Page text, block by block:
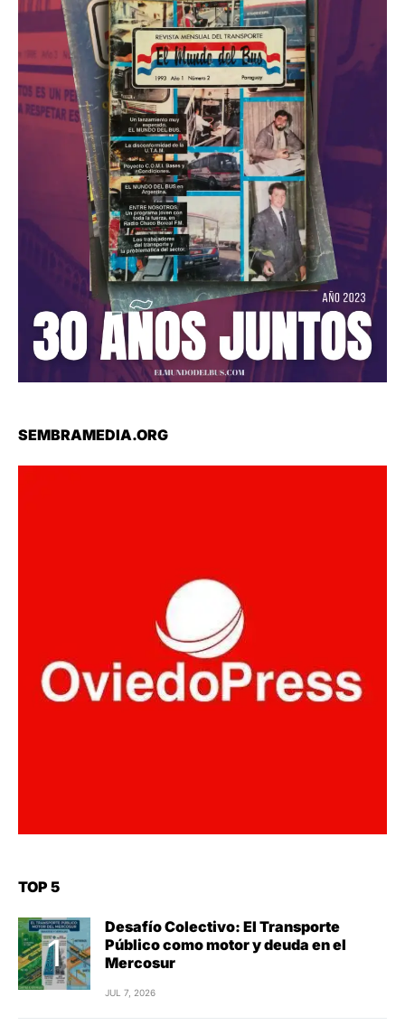
SEMBRAMEDIA.ORG
TOP 5
Desafío Colectivo: El Transporte
Público como motor y deuda en el
Mercosur
JUL 7, 2026